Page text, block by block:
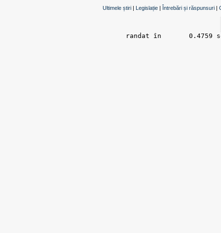
Ultimele știri | Legislație | Întrebări și răspunsuri |
randat în